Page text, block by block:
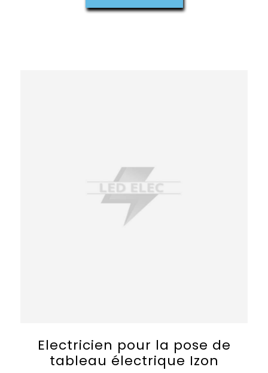
Electricien pour la pose de
tableau électrique Izon